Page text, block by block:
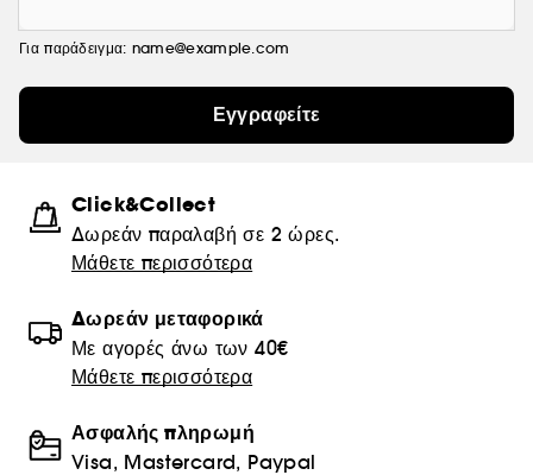
Για παράδειγμα: name@example.com
Εγγραφείτε
Click&Collect
Δωρεάν παραλαβή σε 2 ώρες.
Μάθετε περισσότερα
Δωρεάν μεταφορικά
Με αγορές άνω των 40€
Μάθετε περισσότερα
Ασφαλής πληρωμή
Visa, Mastercard, Paypal